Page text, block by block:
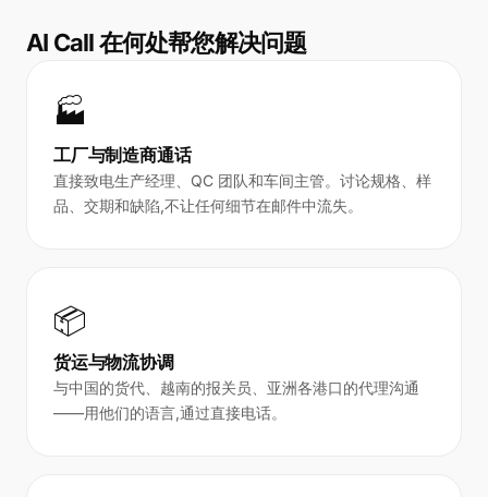
AI Call 在何处帮您解决问题
🏭
工厂与制造商通话
直接致电生产经理、QC 团队和车间主管。讨论规格、样
品、交期和缺陷,不让任何细节在邮件中流失。
📦
货运与物流协调
与中国的货代、越南的报关员、亚洲各港口的代理沟通
——用他们的语言,通过直接电话。